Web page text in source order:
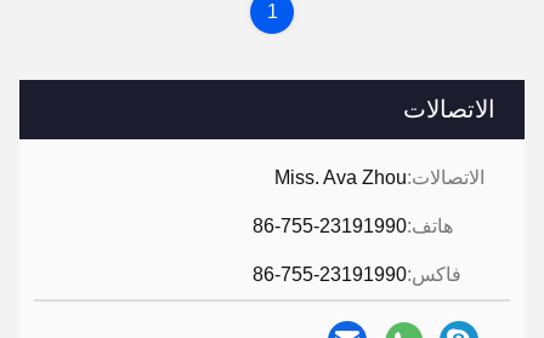
الاتصالات
الاتصالات:Miss. Ava Zhou
هاتف:86-755-23191990
فاكس:86-755-23191990
1